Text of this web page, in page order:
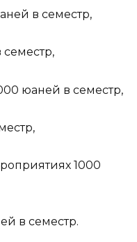
в семестр,
юаней в семестр,
1000
в семестр.